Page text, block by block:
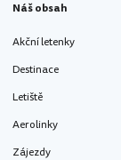
Náš obsah
Akční letenky
Destinace
Letiště
Aerolinky
Zájezdy